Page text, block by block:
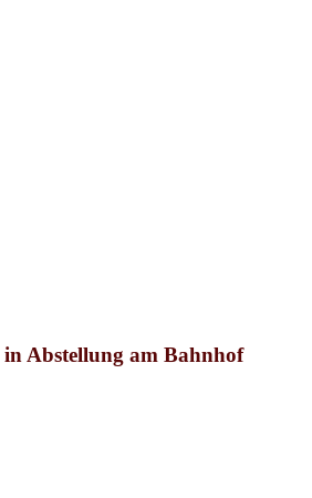
in Abstellung am Bahnhof